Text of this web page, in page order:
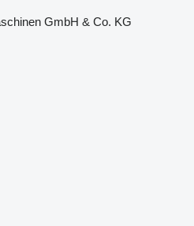
GmbH & Co. KG